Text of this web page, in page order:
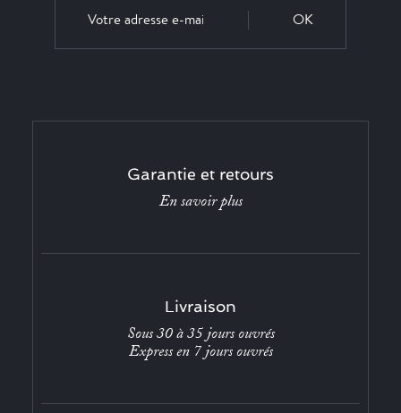
OK
Garantie et retours
En savoir plus
Livraison
Sous 30 à 35 jours ouvrés
Express en 7 jours ouvrés